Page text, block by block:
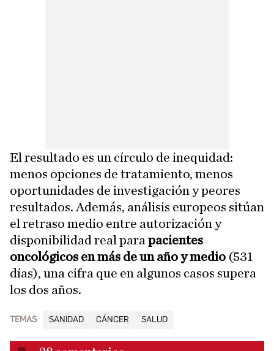
El resultado es un círculo de inequidad:
menos opciones de tratamiento, menos
oportunidades de investigación y peores
resultados. Además, análisis europeos sitúan
el retraso medio entre autorización y
disponibilidad real para pacientes
oncológicos en más de un año y medio (531
días), una cifra que en algunos casos supera
los dos años.
TEMAS SANIDAD CÁNCER SALUD